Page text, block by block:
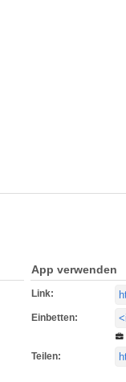
App verwenden
Link:
Einbetten:
Teilen: